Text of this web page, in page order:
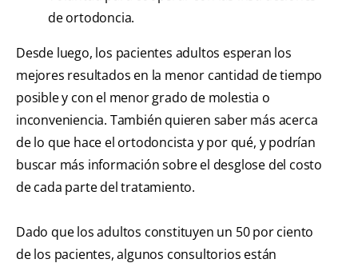
de ortodoncia.
Desde luego, los pacientes adultos esperan los
mejores resultados en la menor cantidad de tiempo
posible y con el menor grado de molestia o
inconveniencia. También quieren saber más acerca
de lo que hace el ortodoncista y por qué, y podrían
buscar más información sobre el desglose del costo
de cada parte del tratamiento.
Dado que los adultos constituyen un 50 por ciento
de los pacientes, algunos consultorios están